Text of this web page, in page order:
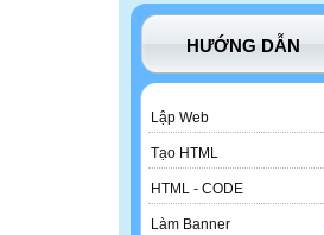
HƯỚNG DẪN
Lập Web
Tạo HTML
HTML - CODE
Làm Banner